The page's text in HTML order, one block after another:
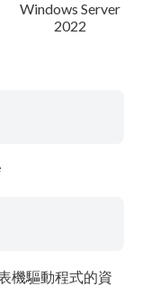
Windows Server
2022
機驅動程式的資